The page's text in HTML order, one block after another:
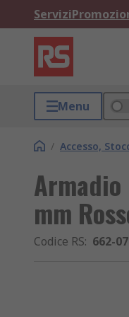
Servizi
Menu
/ Accesso,
mm
Codice RS: 662-